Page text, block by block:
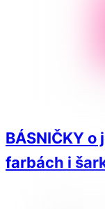
BÁSNIČKY
farbách i